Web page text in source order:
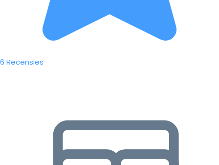
6 Recensies